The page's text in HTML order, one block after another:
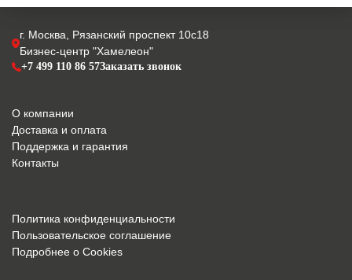
г. Москва, Рязанский проспект 10с18
Бизнес-центр "Хамелеон"
+7 499 110 86 57Заказать звонок
О компании
Доставка и оплата
Поддержка и гарантия
Контакты
Политика конфиденциальности
Пользовательское соглашение
Подробнее о Cookies